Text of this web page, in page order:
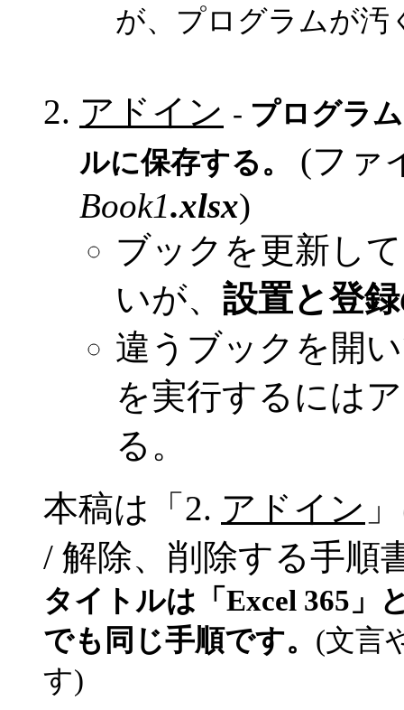
が、プログラムが汚
アドイン ‐ プログラ
ルに保存する。
(ファ
Book1.xlsx)
ブックを更新し
いが、 設置と登
違うブックを開
を実行するには
る。
本稿は「2. アドイン
/ 解除、削除する手順
タイトルは「Excel 365」
でも同じ手順です。 (文言
す)